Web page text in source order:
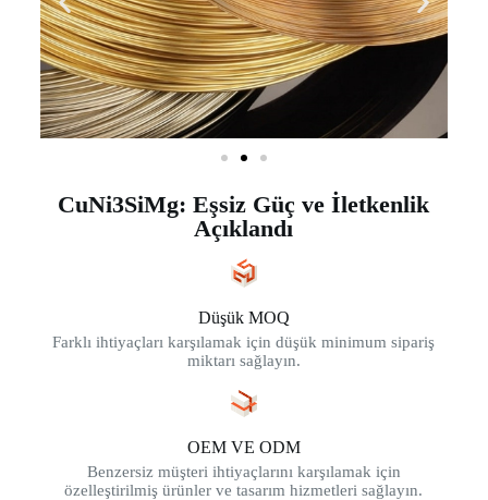
CuNi3SiMg: Eşsiz Güç ve İletkenlik
Açıklandı
Düşük MOQ
Farklı ihtiyaçları karşılamak için düşük minimum sipariş
miktarı sağlayın.
OEM VE ODM
Benzersiz müşteri ihtiyaçlarını karşılamak için
özelleştirilmiş ürünler ve tasarım hizmetleri sağlayın.